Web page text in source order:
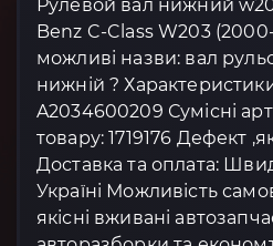
Рулевой вал нижний
Benz C-Class W203
можливі назви: вал
нижній ?
A2034600209 Сумісні
товару: 1719176 Дефект
Доставка та оплата:
Україні Можливість
якісні вживані